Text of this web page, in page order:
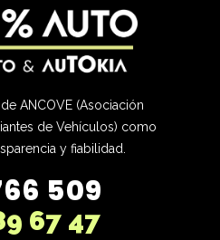
ANCOVE (Asociación
de Vehículos) como
y fiabilidad.
509
67 47